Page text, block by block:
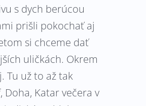
s dych berúcou
prišli pokochať aj
si chceme dať
uličkách. Okrem
Tu už to až tak
Katar večera v